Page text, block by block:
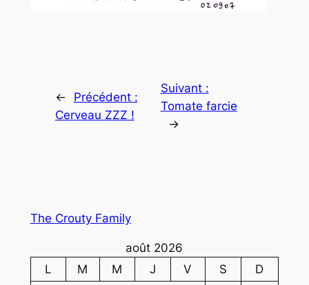
←
Précédent :
Cerveau ZZZ !
Suivant :
Tomate farcie
→
The Crouty Family
août 2026
L
M M J V S
D